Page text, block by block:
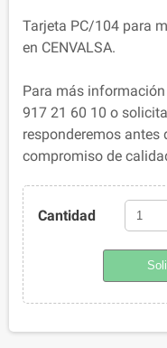
Tarjeta PC/104 para
en CENVALSA.
Para más
917 21 60 10 o
responderemos antes
compromiso de
Cantidad